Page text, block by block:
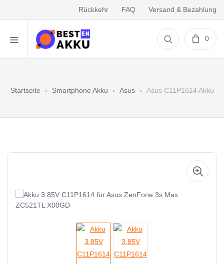
Rückkehr FAQ Versand & Bezahlung
0
Startseite Smartphone Akku Asus Asus C11P1614 Akku